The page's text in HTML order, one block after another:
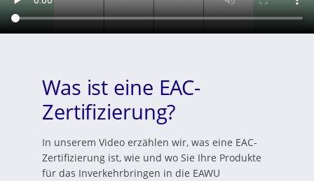
Was ist eine EAC-
Zertifizierung?
In unserem Video erzählen wir, was eine EAC-
Zertifizierung ist, wie und wo Sie Ihre Produkte
für das Inverkehrbringen in die EAWU